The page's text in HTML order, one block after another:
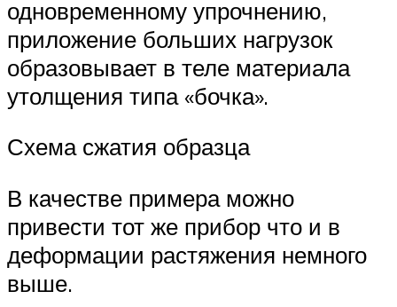
одновременному упрочнению,
приложение больших нагрузок
образовывает в теле материала
утолщения типа «бочка».
Схема сжатия образца
В качестве примера можно
привести тот же прибор что и в
деформации растяжения немного
выше.